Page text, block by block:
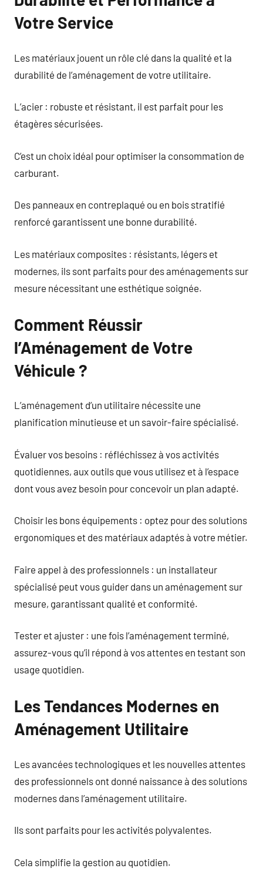
Votre Service
Les matériaux jouent un rôle clé dans la qualité et la
durabilité de l’aménagement de votre utilitaire.
L’acier : robuste et résistant, il est parfait pour les
étagères sécurisées.
C’est un choix idéal pour optimiser la consommation de
carburant.
Des panneaux en contreplaqué ou en bois stratifié
renforcé garantissent une bonne durabilité.
Les matériaux composites : résistants, légers et
modernes, ils sont parfaits pour des aménagements sur
mesure nécessitant une esthétique soignée.
Comment Réussir
l’Aménagement de Votre
Véhicule ?
L’aménagement d’un utilitaire nécessite une
planification minutieuse et un savoir-faire spécialisé.
Évaluer vos besoins : réfléchissez à vos activités
quotidiennes, aux outils que vous utilisez et à l’espace
dont vous avez besoin pour concevoir un plan adapté.
Choisir les bons équipements : optez pour des solutions
ergonomiques et des matériaux adaptés à votre métier.
Faire appel à des professionnels : un installateur
spécialisé peut vous guider dans un aménagement sur
mesure, garantissant qualité et conformité.
Tester et ajuster : une fois l’aménagement terminé,
assurez-vous qu’il répond à vos attentes en testant son
usage quotidien.
Les Tendances Modernes en
Aménagement Utilitaire
Les avancées technologiques et les nouvelles attentes
des professionnels ont donné naissance à des solutions
modernes dans l’aménagement utilitaire.
Ils sont parfaits pour les activités polyvalentes.
Cela simplifie la gestion au quotidien.